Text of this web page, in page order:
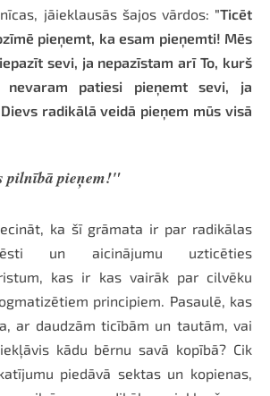
jāieklausās šajos vārdos: "Ticēt
pieņemt, ka esam pieņemti! Mēs
sevi, ja nepazīstam arī To, kurš
patiesi pieņemt sevi, ja
radikālā veidā pieņem mūs visā
pilnībā pieņem!"
ka šī grāmata ir par radikālas
un aicinājumu uzticēties
kas ir kas vairāk par cilvēku
principiem. Pasaulē, kas
ar daudzām ticībām un tautām, vai
kādu bērnu savā kopībā? Cik
piedāvā sektas un kopienas,